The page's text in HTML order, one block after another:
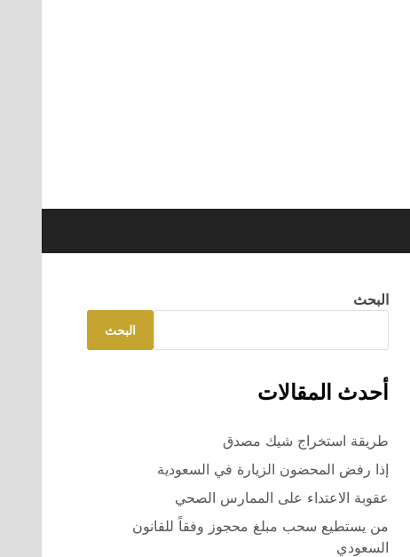
البحث
البحث
أحدث المقالات
طريقة استخراج شيك مصدق
إذا رفض المحضون الزيارة في السعودية
عقوبة الاعتداء على الممارس الصحي
من يستطيع سحب مبلغ محجوز وفقاً للقانون
السعودي